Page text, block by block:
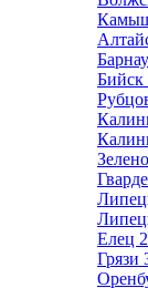
Бийск
Елец
Грязи